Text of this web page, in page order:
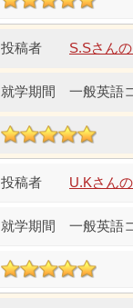
S.Sさん
一般英語
U.Kさん
一般英語